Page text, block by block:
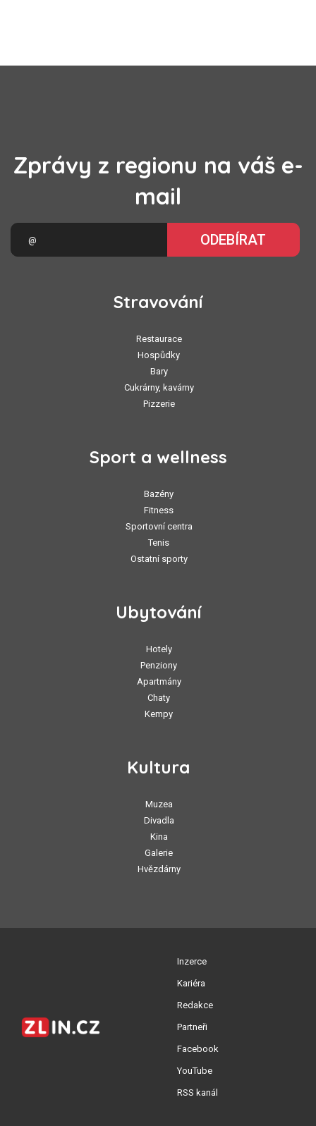
Zprávy z regionu na váš e-
mail
ODEBÍRAT
Stravování
Restaurace
Hospůdky
Bary
Cukrárny, kavárny
Pizzerie
Sport a wellness
Bazény
Fitness
Sportovní centra
Tenis
Ostatní sporty
Ubytování
Hotely
Penziony
Apartmány
Chaty
Kempy
Kultura
Muzea
Divadla
Kina
Galerie
Hvězdárny
Inzerce
Kariéra
Redakce
Partneři
Facebook
YouTube
RSS kanál